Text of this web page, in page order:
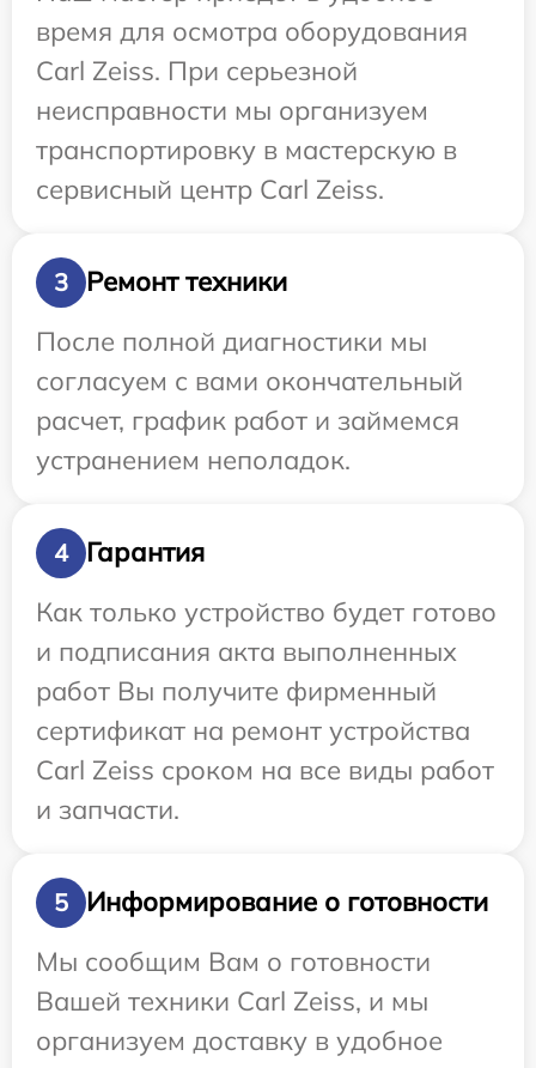
время для осмотра оборудования
Carl Zeiss. При серьезной
неисправности мы организуем
транспортировку в мастерскую в
сервисный центр Carl Zeiss.
3
Ремонт техники
После полной диагностики мы
согласуем с вами окончательный
расчет, график работ и займемся
устранением неполадок.
4
Гарантия
Как только устройство будет готово
и подписания акта выполненных
работ Вы получите фирменный
сертификат на ремонт устройства
Carl Zeiss сроком на все виды работ
и запчасти.
5
Информирование о готовности
Мы сообщим Вам о готовности
Вашей техники Carl Zeiss, и мы
организуем доставку в удобное